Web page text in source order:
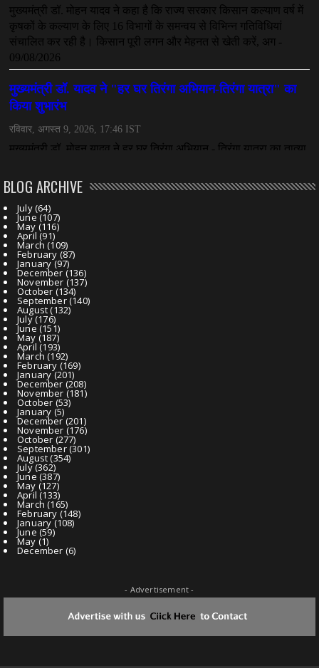
तीजन बाई को याद करेगा छत्तीसगढ़ का लोक कला जगत
July 07, 2026
BLOG ARCHIVE
July(64)
June(107)
May (116)
April (91)
March (109)
February (87)
January(97)
December (136)
November (137)
October (134)
September(140)
August(132)
July(176)
June(151)
May (187)
April (193)
March (192)
February (169)
January(201)
December (208)
November (181)
October (53)
January (5)
December(201)
November (176)
October (277)
September(301)
August(354)
July(362)
June(387)
May (127)
April (133)
March (165)
February (148)
January(108)
June (59)
May (1)
December (6)
- Advertisement -